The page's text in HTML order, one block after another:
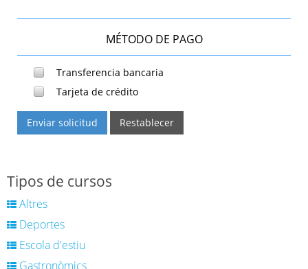
MÉTODO DE PAGO
Transferencia bancaria
Tarjeta de crédito
Enviar solicitud Restablecer
Tipos de cursos
Altres
Deportes
Escola d'estiu
Gastronòmics